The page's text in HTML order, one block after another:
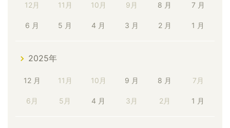
12月 11月 10月 9月 8 月 7 月
6 月 5 月 4 月 3 月 2 月 1 月
2025年
12 月 11月 10月 9 月 8 月 7月
6月 5月 4 月 3月 2月 1 月